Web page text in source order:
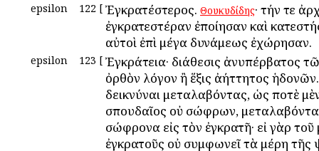
epsilon
122 [ Ἐγκρατέστερος. Θουκυδίδης· τήν τε
ἐγκρατεστέραν ἐποίησαν καὶ
αὐτοὶ ἐπὶ μέγα δυνάμεως ἐχώρησαν.
epsilon 123 [ Ἐγκράτεια· διάθεσις ἀνυπέρβατος
ὀρθὸν λόγον ἢ ἕξις ἀήττητος ἡδονῶν.
δεικνύναι μεταλαβόντας, ὡς ποτὲ
σπουδαῖος οὐ σώφρων,
σώφρονα εἰς τὸν ἐγκρατῆ· εἰ γὰρ τοῦ
ἐγκρατοῦς οὐ συμφωνεῖ τὰ μέρη τῆς